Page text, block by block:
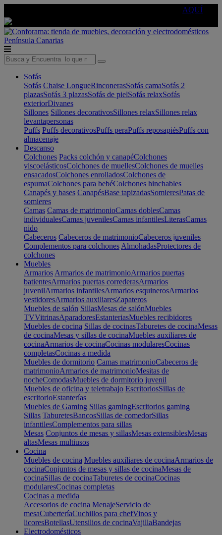
AQUÍ
Península Canarias
Sofás
Sofás Chaise LongueRinconerasSofás camaSofás 2
plazasSofás 3 plazasSofás de pielSofás relaxSofás
exteriorDivanes
Sillones Sillones decorativosSillones relaxSillones relax
levantapersonas
Puffs Puffs decorativosPuffs peraPuffs reposapiésPuffs con
almacenaje
Descanso
Colchones Packs colchón y canapéColchones
viscoelásticosColchones de muellesColchones de muelles
ensacadosColchones enrolladosColchones de
espumaColchones para bebéColchones hinchables
Canapés y bases CanapésBase tapizadasSomieresPatas de
somieres
Camas Camas de matrimonioCamas doblesCamas
individualesCamas juvenilesCamas infantilesLiterasCamas
nido
Cabeceros Cabeceros de matrimonioCabeceros juveniles
Complementos para colchones AlmohadasProtectores de
colchones
Muebles
Armarios Armarios de matrimonioArmarios puertas
batientesArmarios puertas correderasArmarios
juvenilArmarios infantilesArmarios esquinerosArmarios
vestidoresArmarios auxiliaresZapateros
Muebles de salón SillasMesas de salónMuebles
TVVitrinasAparadoresEstanteriasMuebles recibidores
Muebles de cocina Sillas de cocinasTaburetes de cocinaMesas
de cocinaMesas y sillas de cocinaMuebles auxiliares de
cocinaArmarios de cocinaCocinas modularesCocinas
completasCocinas a medida
Muebles de dormitorio Camas matrimonioCabeceros de
matrimonioArmarios de matrimonioMesitas de
nocheComodasMuebles de dormitorio juvenil
Muebles de oficina y teletrabajo EscritoriosSillas de
escritorioEstanterías
Muebles de Gaming Sillas gamingEscritorios gaming
Sillas TaburetesBancosSillas de comedorSillas
infantilesComplementos para sillas
Mesas Conjuntos de mesas y sillasMesas extensiblesMesas
altasMesas multiusos
Cocina
Muebles de cocina Muebles auxiliares de cocinaArmarios de
cocinaConjuntos de mesas y sillas de cocinaMesas de
cocinaSillas de cocinaTaburetes de cocinaCocinas
modularesCocinas completas
Cocinas a medida
Accesorios de cocina MenajeServicio de
mesaCuberteríaCuchillos para chefVinos y
licoresBotellasUtensilios de cocinaVajillaBandejas
Electrodomésticos